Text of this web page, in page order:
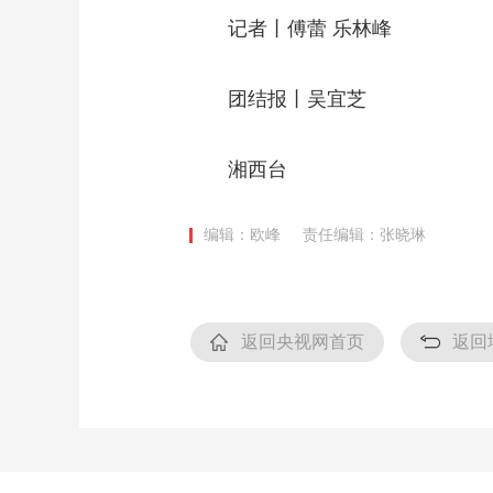
记者丨傅蕾 乐林峰
团结报丨吴宜芝
湘西台
编辑：欧峰 责任编辑：张晓琳
返回央视网首页 返回